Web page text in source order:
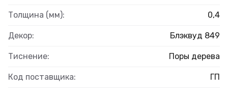
Толщина (мм): 0,4
Декор: Блэквуд 849
Тиснение: Поры дерева
Код поставщика: ГП